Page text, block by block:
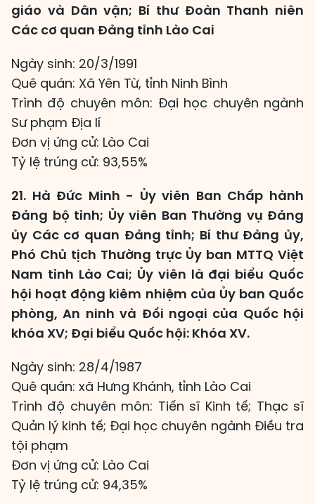
giáo và Dân vận; Bí thư Đoàn Thanh niên
Các cơ quan Đảng tỉnh Lào Cai
Ngày sinh: 20/3/1991
Quê quán: Xã Yên Từ, tỉnh Ninh Bình
Trình độ chuyên môn: Đại học chuyên ngành
Sư phạm Địa lí
Đơn vị ứng cử: Lào Cai
Tỷ lệ trúng cử: 93,55%
21. Hà Đức Minh - Ủy viên Ban Chấp hành
Đảng bộ tỉnh; Ủy viên Ban Thường vụ Đảng
ủy Các cơ quan Đảng tỉnh; Bí thư Đảng ủy,
Phó Chủ tịch Thường trực Ủy ban MTTQ Việt
Nam tỉnh Lào Cai; Ủy viên là đại biểu Quốc
hội hoạt động kiêm nhiệm của Ủy ban Quốc
phòng, An ninh và Đối ngoại của Quốc hội
khóa XV; Đại biểu Quốc hội: Khóa XV.
Ngày sinh: 28/4/1987
Quê quán: xã Hưng Khánh, tỉnh Lào Cai
Trình độ chuyên môn: Tiến sĩ Kinh tế; Thạc sĩ
Quản lý kinh tế; Đại học chuyên ngành Điều tra
tội phạm
Đơn vị ứng cử: Lào Cai
Tỷ lệ trúng cử: 94,35%